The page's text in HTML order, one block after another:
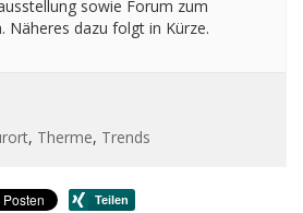
sowie Forum zum
Näheres dazu folgt in Kürze.
, Therme, Trends